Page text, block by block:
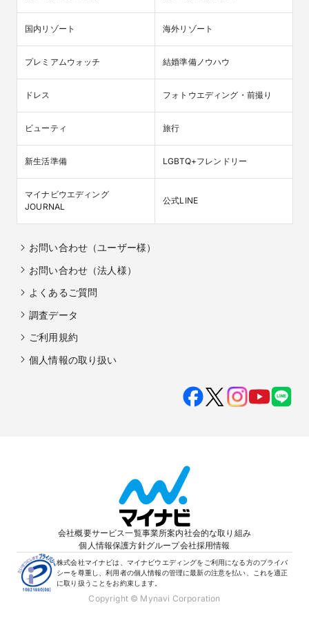
国内リゾート 海外リゾート
プレミアムウォッチ 結婚準備ノウハウ
ドレス フォトウエディング・前撮り
ビューティ 旅行
新生活準備 LGBTQ+フレンドリー
マイナビウエディング
JOURNAL
公式LINE
お問い合わせ（ユーザー様）
お問い合わせ（法人様）
よくあるご質問
調査データ
ご利用規約
個人情報の取り扱い
会社概要サービス一覧事業所案内社会的な取り組み
個人情報保護方針グループ会社採用情報
株式会社マイナビは、マイナビウエディングをご利用になる方のプライバ
シーを尊重し、利用者の個人情報の管理に最新の注意を払い、これを適正
に取り扱うことをお約束します。
Copyright © Mynavi Corporation